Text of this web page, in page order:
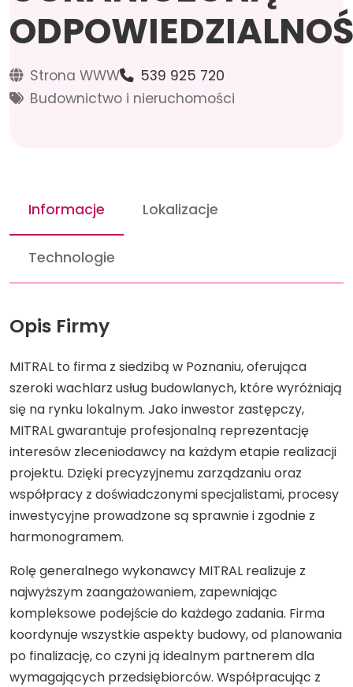
Strona WWW
539 925 720
Budownictwo i nieruchomości
Informacje Lokalizacje
Technologie
Opis Firmy
MITRAL to firma z siedzibą w Poznaniu, oferująca
szeroki wachlarz usług budowlanych, które wyróżniają
się na rynku lokalnym. Jako inwestor zastępczy,
MITRAL gwarantuje profesjonalną reprezentację
interesów zleceniodawcy na każdym etapie realizacji
projektu. Dzięki precyzyjnemu zarządzaniu oraz
współpracy z doświadczonymi specjalistami, procesy
inwestycyjne prowadzone są sprawnie i zgodnie z
harmonogramem.
Rolę generalnego wykonawcy MITRAL realizuje z
najwyższym zaangażowaniem, zapewniając
kompleksowe podejście do każdego zadania. Firma
koordynuje wszystkie aspekty budowy, od planowania
po finalizację, co czyni ją idealnym partnerem dla
wymagających przedsiębiorców. Współpracując z